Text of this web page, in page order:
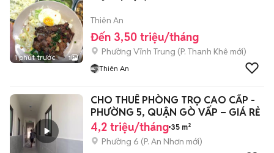
1 phút trước 1
Thiên An
Đến 3,50 triệu/tháng
Phường Vĩnh Trung (P. Thanh Khê mới)
Thiên An
CHO THUÊ PHÒNG TRỌ CAO CẤP -
PHƯỜNG 5, QUẬN GÒ VẤP – GIÁ RẺ
4,2 triệu/tháng 35 m²
Phường 6 (P. An Nhơn mới)